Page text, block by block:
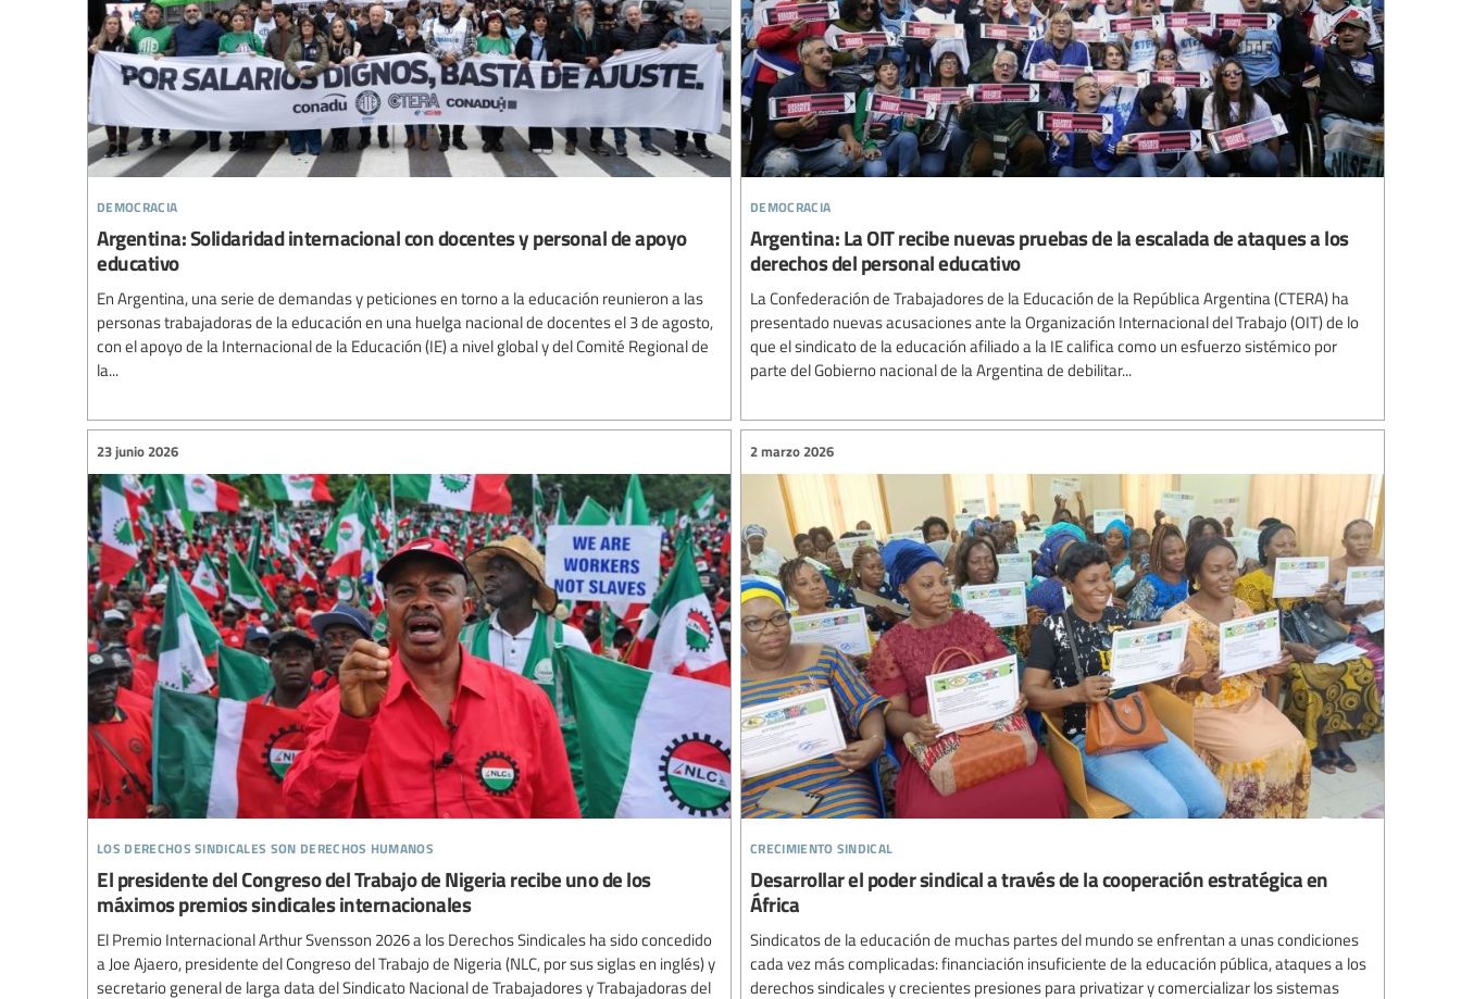
democracia
Argentina: Solidaridad internacional con docentes y personal de apoyo
educativo
En Argentina, una serie de demandas y peticiones en torno a la educación reunieron a las
personas trabajadoras de la educación en una huelga nacional de docentes el 3 de agosto,
con el apoyo de la Internacional de la Educación (IE) a nivel global y del Comité Regional de
la...
democracia
Argentina: La OIT recibe nuevas pruebas de la escalada de ataques a los
derechos del personal educativo
La Confederación de Trabajadores de la Educación de la República Argentina (CTERA) ha
presentado nuevas acusaciones ante la Organización Internacional del Trabajo (OIT) de lo
que el sindicato de la educación afiliado a la IE califica como un esfuerzo sistémico por
parte del Gobierno nacional de la Argentina de debilitar...
los derechos sindicales son derechos humanos
23 junio 2026
El presidente del Congreso del Trabajo de Nigeria recibe uno de los
máximos premios sindicales internacionales
El Premio Internacional Arthur Svensson 2026 a los Derechos Sindicales ha sido concedido
a Joe Ajaero, presidente del Congreso del Trabajo de Nigeria (NLC, por sus siglas en inglés) y
secretario general de larga data del Sindicato Nacional de Trabajadores y Trabajadoras del
crecimiento sindical
2 marzo 2026
Desarrollar el poder sindical a través de la cooperación estratégica en
África
Sindicatos de la educación de muchas partes del mundo se enfrentan a unas condiciones
cada vez más complicadas: financiación insuficiente de la educación pública, ataques a los
derechos sindicales y crecientes presiones para privatizar y comercializar los sistemas